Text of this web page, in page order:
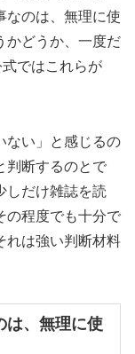
なのは、無理に使
かどうか、一度だ
ではこれらが
ない」と感じるの
判断するのとで
しだけ雑誌を読
の程度でも十分で
れは強い判断材料
は、無理に使